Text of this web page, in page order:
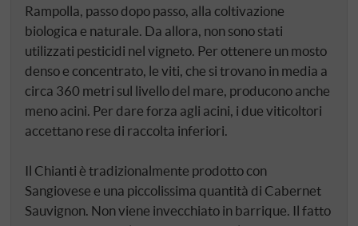
Rampolla, passo dopo passo, alla coltivazione
biologica e naturale. Da allora, non sono stati
utilizzati pesticidi nel vigneto. Per ottenere un mosto
denso e concentrato, le viti, che si trovano in media a
circa 360 metri sul livello del mare, producono anche
meno acini. Per dare forza agli acini, i due viticoltori
accettano rese di raccolta inferiori.
Il Chianti è tradizionalmente prodotto con
Sangiovese e una piccolissima quantità di Cabernet
Sauvignon. Non viene invecchiato in barrique. Il fatto